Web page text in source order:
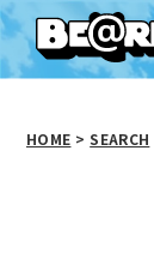
HOME > SEARCH